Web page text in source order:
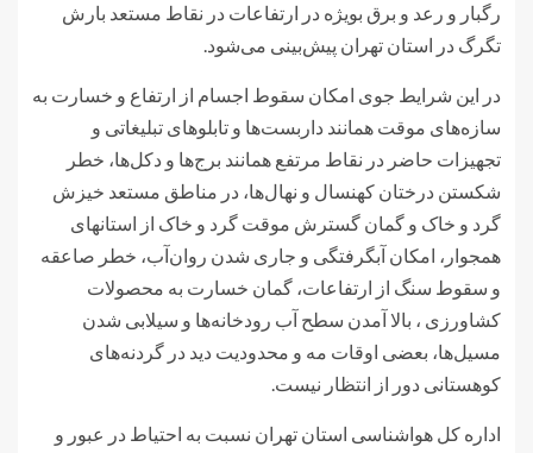
رگبار و رعد و برق بویژه در ارتفاعات در نقاط مستعد بارش
تگرگ در استان تهران پیش‌بینی می‌شود.
در این شرایط جوی امکان سقوط اجسام از ارتفاع و خسارت به
سازه‌های موقت همانند داربست‌ها و تابلوهای تبلیغاتی و
تجهیزات حاضر در نقاط مرتفع همانند برج‌ها و دکل‌ها، خطر
شکستن درختان کهنسال و نهال‌ها، در مناطق مستعد خیزش
گرد و خاک و گمان گسترش موقت گرد و خاک از استانهای
همجوار، امکان آبگرفتگی و جاری شدن روان‌آب، خطر صاعقه
و سقوط سنگ از ارتفاعات، گمان خسارت به محصولات
کشاورزی ، بالا آمدن سطح آب رودخانه‌ها و سیلابی شدن
مسیل‌ها، بعضی اوقات مه و محدودیت دید در گردنه‌های
کوهستانی دور از انتظار نیست.
اداره کل هواشناسی استان تهران نسبت به احتیاط در عبور و